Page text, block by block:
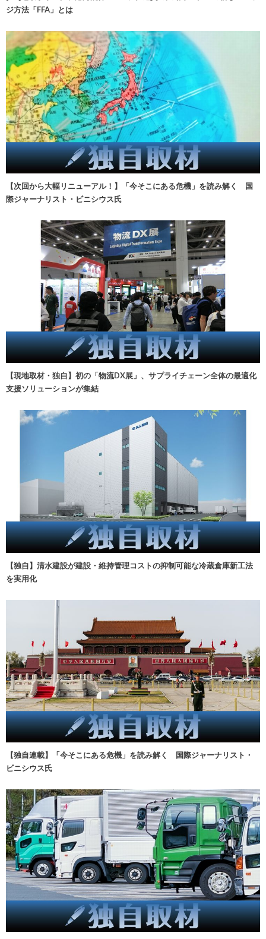
ジ方法「FFA」とは
【次回から大幅リニューアル！】「今そこにある危機」を読み解く 国
際ジャーナリスト・ビニシウス氏
【現地取材・独自】初の「物流DX展」、サプライチェーン全体の最適化
支援ソリューションが集結
【独自】清水建設が建設・維持管理コストの抑制可能な冷蔵倉庫新工法
を実用化
【独自連載】「今そこにある危機」を読み解く 国際ジャーナリスト・
ビニシウス氏